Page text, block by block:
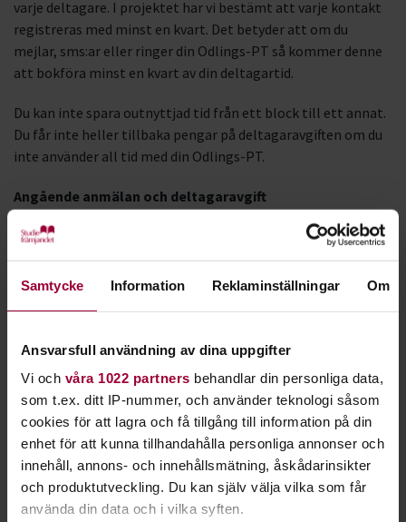
Samtycke Information Reklaminställningar Om
Ansvarsfull användning av dina uppgifter
Vi och våra 1022 partners behandlar din personliga data,
som t.ex. ditt IP-nummer, och använder teknologi såsom
cookies för att lagra och få tillgång till information på din
enhet för att kunna tillhandahålla personliga annonser och
innehåll, annons- och innehållsmätning, åskådarinsikter
och produktutveckling. Du kan själv välja vilka som får
använda din data och i vilka syften.
varje deltagare. I projektet har vi bestämt att varje kontakt
registreras med minst en kvart. Det betyder att om du
mejlar, sms:ar eller ringer din Odlings-PT så kommer denne
att bokföra minst en kvart av din deltagartid.
Du kan inte spara outnyttjad tid från ett block till ett annat.
Du får inte heller tillbaka pengar på deltagaravgiften om du
inte använder all tid med din Odlings-PT.
Angående anmälan och deltagaravgift
OBS! Sista anmälningsdatum är måndagen den 16 juni!
Vi vill att du betalar deltagaravgiften så snart som möjligt
och senast inom tio dagar. Om du inte betalat då, låter vi din
ska få god tid på sig att ta hand om alla deltagare.
Frågor om anmälan, inbetalning och deltagaravgift
Kontakta Carina påcarina.carlsson@studieframjandet.se.
Frågor om Projekt Odlings-PT
Kontakta Kia påkia.enbarr@studieframjandet.se.
Projektansvariga och finansiering